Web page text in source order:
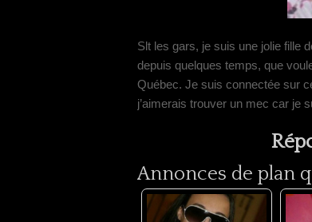
Slt les gars, je suis une jolie fille
depuis quelques temps, que
Québec. Je suis connectée sur
j’aimerais trouver un mec car je
Annonces de plan